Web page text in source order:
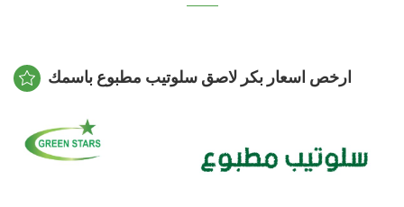
ارخص اسعار بكر لاصق سلوتيب مطبوع باسمك